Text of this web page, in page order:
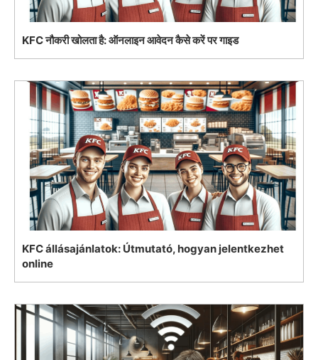
KFC नौकरी खोलता है: ऑनलाइन आवेदन कैसे करें पर गाइड
KFC állásajánlatok: Útmutató, hogyan jelentkezhet
online